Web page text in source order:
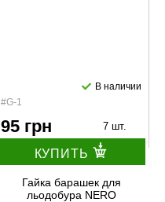
#G-1
В наличии
95 грн 7 шт.
КУПИТЬ
Гайка барашек для
льодобура NERO